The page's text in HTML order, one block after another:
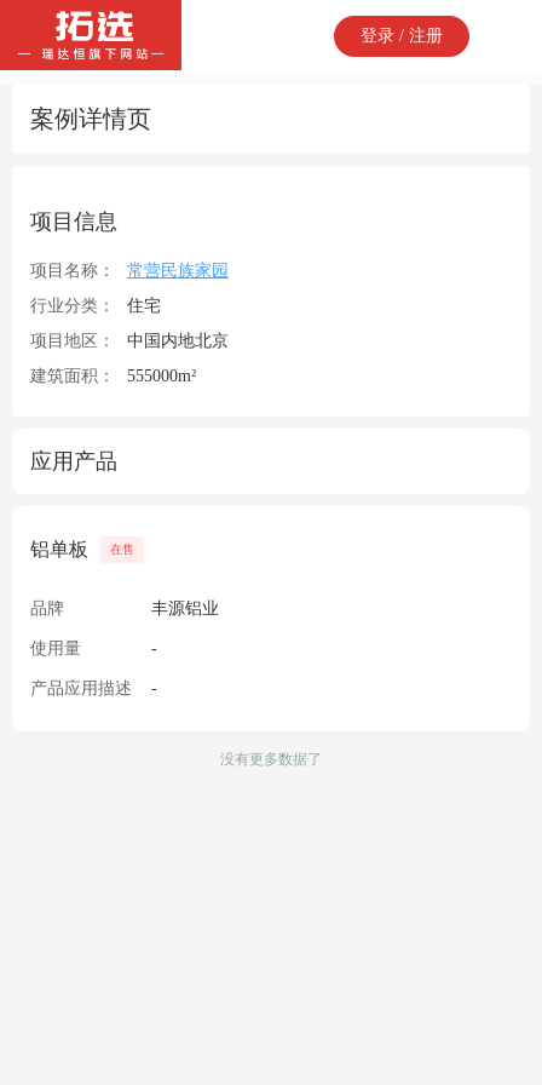
登录 / 注册
案例详情页
项目信息
项目名称：
常营民族家园
行业分类：
住宅
项目地区：
中国内地北京
建筑面积：
555000m²
应用产品
铝单板 在售
品牌 丰源铝业
使用量 -
产品应用描述 -
没有更多数据了